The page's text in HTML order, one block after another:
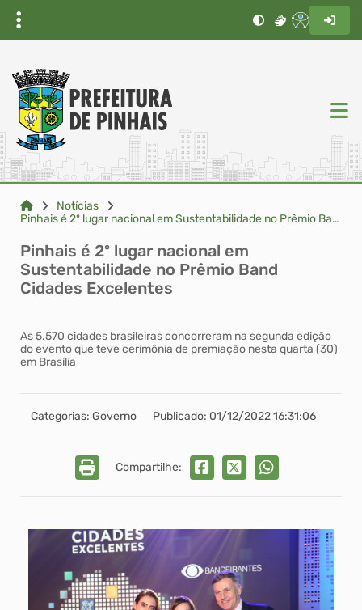
Notícias
Pinhais é 2º lugar nacional em Sustentabilidade no Prêmio Band Cidades Excelentes
Pinhais é 2º lugar nacional em
Sustentabilidade no Prêmio Band
Cidades Excelentes
As 5.570 cidades brasileiras concorreram na segunda edição
do evento que teve cerimônia de premiação nesta quarta (30)
em Brasília
Categorias: Governo Publicado: 01/12/2022 16:31:06
Compartilhe: